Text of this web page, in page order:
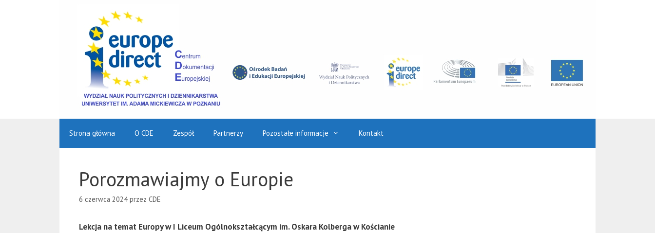
Strona główna O CDE Zespół Partnerzy Pozostałe informacje Kontakt
Porozmawiajmy o Europie
6 czerwca 2024 przez CDE
Lekcja na temat Europy w I Liceum Ogólnokształcącym im. Oskara Kolberga w Kościanie